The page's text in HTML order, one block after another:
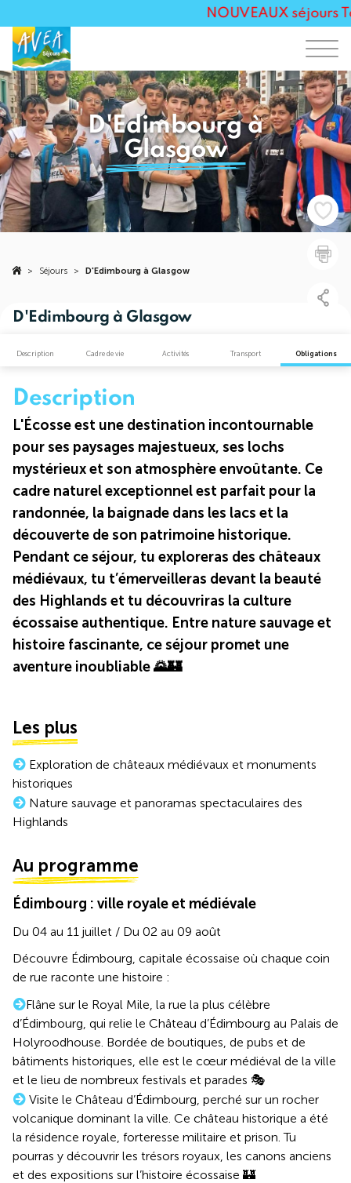
NOUVEAUX séjours
D'Edimbourg à
Glasgow
> Séjours > D'Edimbourg à Glasgow
D'Edimbourg à Glasgow
Description Cadre de vie Activités Transport Obligations
Description
L'Écosse est une destination incontournable
pour ses paysages majestueux, ses lochs
mystérieux et son atmosphère envoûtante. Ce
cadre naturel exceptionnel est parfait pour la
randonnée, la baignade dans les lacs et la
découverte de son patrimoine historique.
Pendant ce séjour, tu exploreras des châteaux
médiévaux, tu t’émerveilleras devant la beauté
des Highlands et tu découvriras la culture
écossaise authentique. Entre nature sauvage et
histoire fascinante, ce séjour promet une
aventure inoubliable 🌄🏰
Les plus
Exploration de châteaux médiévaux et monuments
historiques
Nature sauvage et panoramas spectaculaires des
Highlands
Au programme
Édimbourg : ville royale et médiévale
Du 04 au 11 juillet / Du 02 au 09 août
Découvre Édimbourg, capitale écossaise où chaque coin
de rue raconte une histoire :
Flâne sur le Royal Mile, la rue la plus célèbre
d’Édimbourg, qui relie le Château d’Édimbourg au Palais de
Holyroodhouse. Bordée de boutiques, de pubs et de
bâtiments historiques, elle est le cœur médiéval de la ville
et le lieu de nombreux festivals et parades 🎭
Visite le Château d’Édimbourg, perché sur un rocher
volcanique dominant la ville. Ce château historique a été
la résidence royale, forteresse militaire et prison. Tu
pourras y découvrir les trésors royaux, les canons anciens
et des expositions sur l’histoire écossaise 🏰